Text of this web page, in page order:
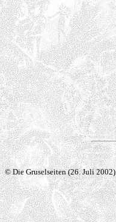
© Die Gruselseiten (26. Juli 2002)